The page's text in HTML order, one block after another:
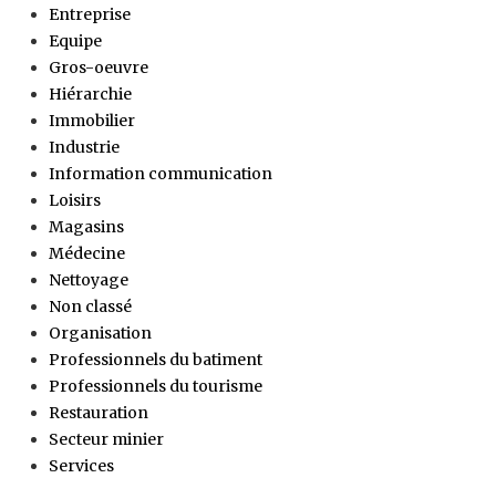
Entreprise
Equipe
Gros-oeuvre
Hiérarchie
Immobilier
Industrie
Information communication
Loisirs
Magasins
Médecine
Nettoyage
Non classé
Organisation
Professionnels du batiment
Professionnels du tourisme
Restauration
Secteur minier
Services